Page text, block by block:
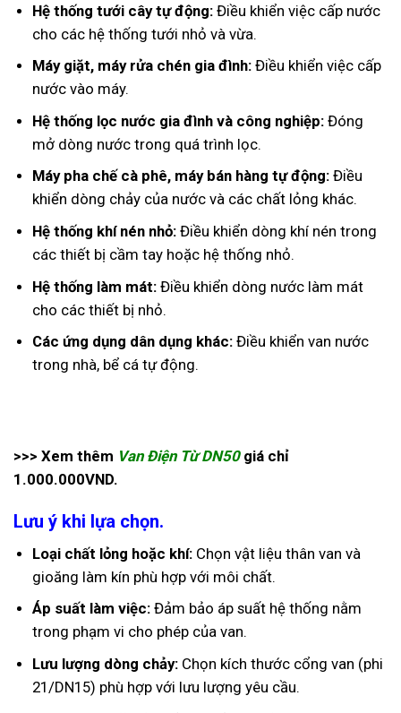
Hệ thống tưới cây tự động:Điều khiển việc cấp nước
cho các hệ thống tưới nhỏ và vừa.
Máy giặt, máy rửa chén gia đình:Điều khiển việc cấp
nước vào máy.
Hệ thống lọc nước gia đình và công nghiệp:Đóng
mở dòng nước trong quá trình lọc.
Máy pha chế cà phê, máy bán hàng tự động:Điều
khiển dòng chảy của nước và các chất lỏng khác.
Hệ thống khí nén nhỏ:Điều khiển dòng khí nén trong
các thiết bị cầm tay hoặc hệ thống nhỏ.
Hệ thống làm mát:Điều khiển dòng nước làm mát
cho các thiết bị nhỏ.
Các ứng dụng dân dụng khác:Điều khiển van nước
trong nhà, bể cá tự động.
>>> Xem thêm Van Điện Từ DN50 giá chỉ
1.000.000VND.
Lưu ý khi lựa chọn.
Loại chất lỏng hoặc khí:Chọn vật liệu thân van và
gioăng làm kín phù hợp với môi chất.
Áp suất làm việc:Đảm bảo áp suất hệ thống nằm
trong phạm vi cho phép của van.
Lưu lượng dòng chảy:Chọn kích thước cổng van (phi
21/DN15) phù hợp với lưu lượng yêu cầu.